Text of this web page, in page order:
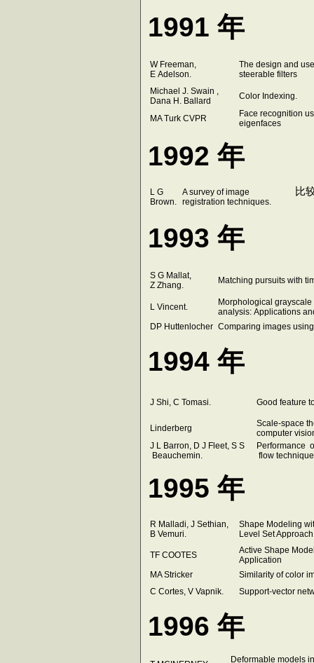
1991 年
W Freeman,
E Adelson.
The design and
steerable filters
Michael J. Swain ,
Dana H. Ballard
Color Indexing.
MA Turk CVPR
Face recognition
eigenfaces
1992 年
L G
Brown.
A survey of image
registration techniques.
1993 年
S G Mallat,
Z Zhang.
Matching pursuits with
L Vincent.
Morphological
analysis: Applications
DP Huttenlocher Comparing images
1994 年
J Shi, C Tomasi. Good feature
Linderberg
Scale-space
computer
J L Barron, D J Fleet, S S
Beauchemin.
Performance
flow
1995 年
R Malladi, J Sethian,
B Vemuri.
Shape Modeling
Level Set
TF COOTES
Active Shape
Application
MA Stricker
Similarity of color
C Cortes, V Vapnik.
Support-vector
1996 年
Deformable models